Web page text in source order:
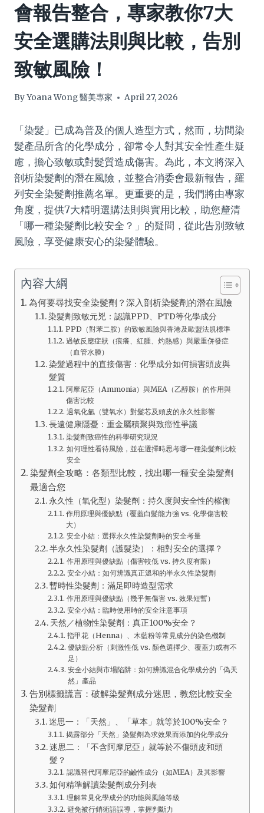
會報告整合，專家教你7大
安全選購法則與比較，告別
致敏風險！
ByYoana Wong 醫美專家 April 27, 2026
「染髮」已成為普及的個人造型方式，然而，坊間染
髮產品所含的化學成分，卻常令人對其安全性產生疑
慮，擔心致敏或對髮質造成傷害。為此，本文將深入
剖析染髮劑的潛在風險，並整合消委會最新報告，羅
列安全染髮劑推薦名單。更重要的是，我們將由專家
角度，提供7大精明選購法則與實用比較，助您釐清
「哪一種染髮劑比較安全？」的疑問，從此告別致敏
風險，享受健康安心的染髮體驗。
內容大綱
為何要尋找安全染髮劑？深入剖析染髮劑的潛在風險
染髮劑致敏元兇：認識PPD、PTD等化學成分
PPD（對苯二胺）的致敏風險與香港及歐盟法規標準
過敏反應症狀（痕癢、紅腫、灼熱感）與嚴重併發症
（血管水腫）
染髮過程中的直接傷害：化學成分如何損害頭皮與
髮質
阿摩尼亞（Ammonia）與MEA（乙醇胺）的作用與
傷害比較
過氧化氫（雙氧水）對髮芯及頭皮的永久性影響
長遠健康隱憂：重金屬積聚與致癌性爭議
染髮劑致癌性的科學研究現況
如何理性看待風險，並在選擇時思考哪一種染髮劑比較
安全
染髮劑全攻略：各類型比較，找出哪一種安全染髮劑
最適合您
永久性（氧化型）染髮劑：持久度與安全性的權衡
作用原理與優缺點（覆蓋白髮能力強 vs. 化學傷害較
大）
安全小結：選擇永久性染髮劑時的安全考量
半永久性染髮劑（護髮染）：相對安全的選擇？
作用原理與優缺點（傷害較低 vs. 持久度有限）
安全小結：如何辨識真正溫和的半永久性染髮劑
暫時性染髮劑：滿足即時造型需求
作用原理與優缺點（幾乎無傷害 vs. 效果短暫）
安全小結：臨時使用時的安全注意事項
天然／植物性染髮劑：真正100%安全？
指甲花（Henna）、木藍粉等常見成分的染色機制
優缺點分析（刺激性低 vs. 顏色選擇少、覆蓋力或有不
足）
安全小結與市場陷阱：如何辨識混合化學成分的「偽天
然」產品
告別標籤謊言：破解染髮劑成分迷思，教您比較安全
染髮劑
迷思一：「天然」、「草本」就等於100%安全？
揭露部分「天然」染髮劑為求效果而添加的化學成分
迷思二：「不含阿摩尼亞」就等於不傷頭皮和頭
髮？
認識替代阿摩尼亞的鹼性成分（如MEA）及其影響
如何精準解讀染髮劑成分列表
理解常見化學成分的功能與風險等級
避免被行銷術語誤導，掌握判斷力